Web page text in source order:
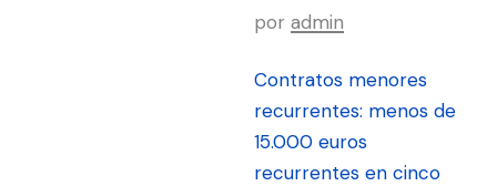
por admin
Contratos menores
recurrentes: menos de
15.000 euros
recurrentes en cinco